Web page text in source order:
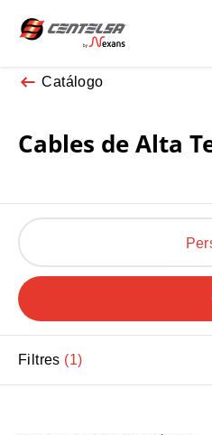
Catálogo
Cables de Alta
Filtres 1